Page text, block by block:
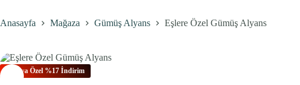
Anasayfa Mağaza Gümüş Alyans Eşlere Özel Gümüş Alyans
Bu Aya Özel %17 İndirim